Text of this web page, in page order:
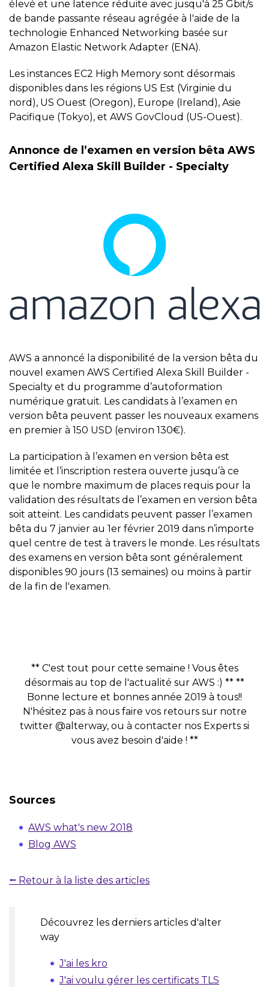
élevé et une latence réduite avec jusqu'à 25 Gbit/s
de bande passante réseau agrégée à l'aide de la
technologie Enhanced Networking basée sur
Amazon Elastic Network Adapter (ENA).
Les instances EC2 High Memory sont désormais
disponibles dans les régions US Est (Virginie du
nord), US Ouest (Oregon), Europe (Ireland), Asie
Pacifique (Tokyo), et AWS GovCloud (US-Ouest).
Annonce de l’examen en version bêta AWS
Certified Alexa Skill Builder - Specialty
AWS a annoncé la disponibilité de la version bêta du
nouvel examen AWS Certified Alexa Skill Builder -
Specialty et du programme d’autoformation
numérique gratuit. Les candidats à l’examen en
version bêta peuvent passer les nouveaux examens
en premier à 150 USD (environ 130€).
La participation à l’examen en version bêta est
limitée et l’inscription restera ouverte jusqu’à ce
que le nombre maximum de places requis pour la
validation des résultats de l’examen en version bêta
soit atteint. Les candidats peuvent passer l’examen
bêta du 7 janvier au 1er février 2019 dans n’importe
quel centre de test à travers le monde. Les résultats
des examens en version bêta sont généralement
disponibles 90 jours (13 semaines) ou moins à partir
de la fin de l'examen.
** C'est tout pour cette semaine ! Vous êtes
désormais au top de l'actualité sur AWS :) ** **
Bonne lecture et bonnes année 2019 à tous!!
N'hésitez pas à nous faire vos retours sur notre
twitter @alterway, ou à contacter nos Experts si
vous avez besoin d'aide ! **
Sources
AWS what's new 2018
Blog AWS
⭠ Retour à la liste des articles
Découvrez les derniers articles d'alter
way
J'ai les kro
J'ai voulu gérer les certificats TLS